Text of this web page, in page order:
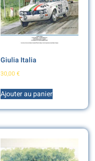
Giulia Italia
30,00 €
Ajouter au panier